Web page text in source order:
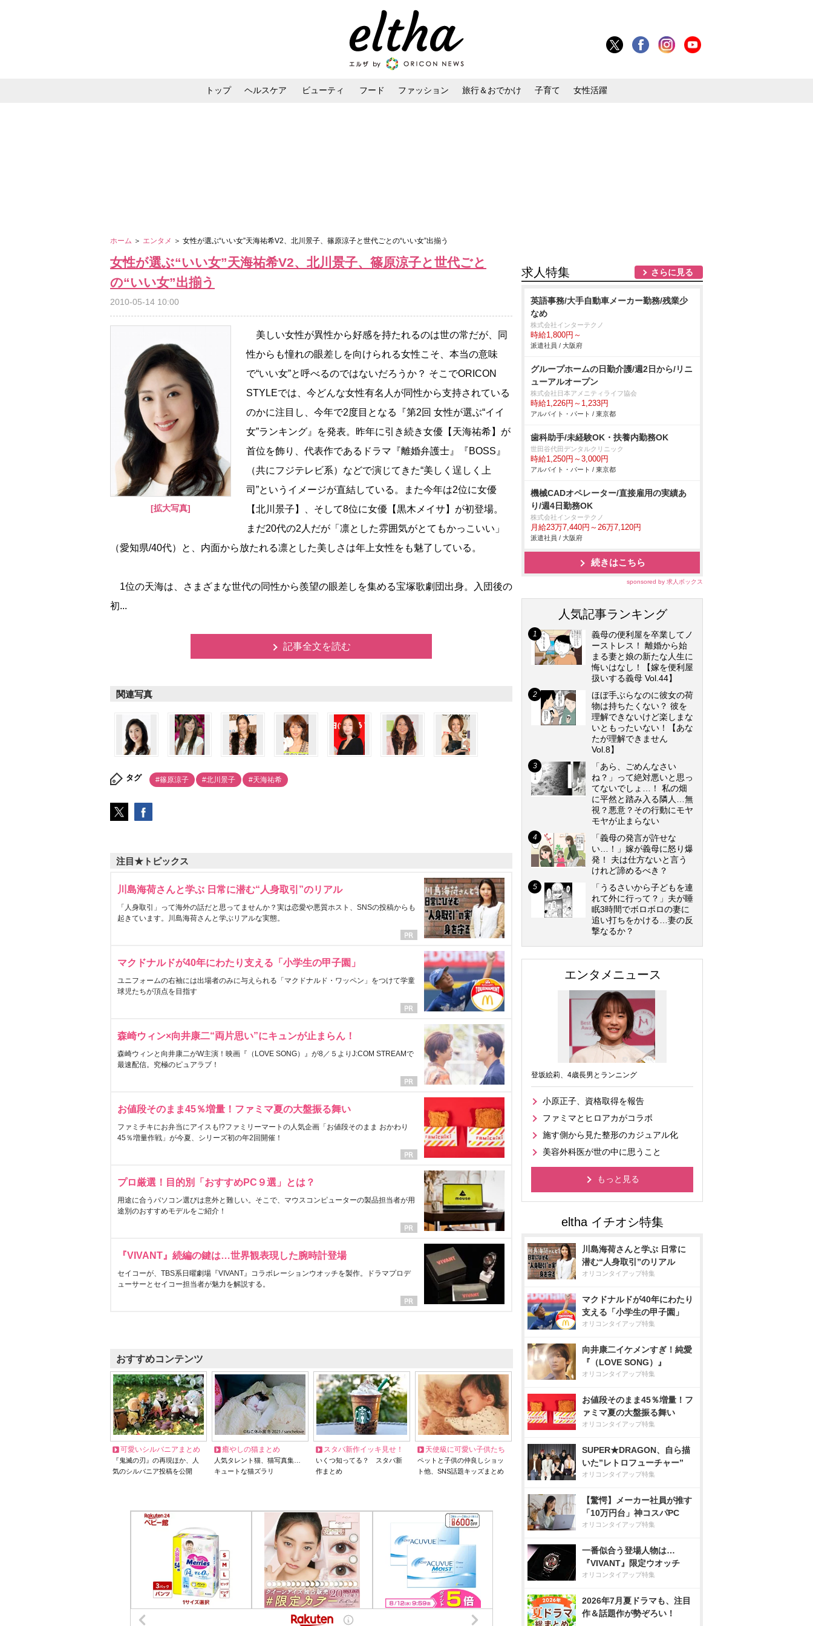
トップ ヘルスケア ビューティ フード ファッション 旅行＆おでかけ 子育て 女性活躍
ホーム ＞ エンタメ ＞ 女性が選ぶ“いい女”天海祐希V2、北川景子、篠原涼子と世代ごとの“いい女”出揃う
女性が選ぶ“いい女”天海祐希V2、北川景子、篠原涼子と世代ごと
の“いい女”出揃う
2010-05-14 10:00
[拡大写真]
美しい女性が異性から好感を持たれるのは世の常だが、同
性からも憧れの眼差しを向けられる女性こそ、本当の意味
で“いい女”と呼べるのではないだろうか？ そこでORICON
STYLEでは、今どんな女性有名人が同性から支持されている
のかに注目し、今年で2度目となる『第2回 女性が選ぶ“イイ
女”ランキング』を発表。昨年に引き続き女優【天海祐希】が
首位を飾り、代表作であるドラマ『離婚弁護士』『BOSS』
（共にフジテレビ系）などで演じてきた“美しく逞しく上
司”というイメージが直結している。また今年は2位に女優
【北川景子】、そして8位に女優【黒木メイサ】が初登場。
まだ20代の2人だが「凛とした雰囲気がとてもかっこいい」
（愛知県/40代）と、内面から放たれる凛とした美しさは年上女性をも魅了している。
1位の天海は、さまざまな世代の同性から羨望の眼差しを集める宝塚歌劇団出身。入団後の
初...
記事全文を読む
関連写真
タグ #篠原涼子 #北川景子 #天海祐希
注目★トピックス
川島海荷さんと学ぶ 日常に潜む“人身取引”のリアル
「人身取引」って海外の話だと思ってませんか？実は恋愛や悪質ホスト、SNSの投稿からも
起きています。川島海荷さんと学ぶリアルな実態。
マクドナルドが40年にわたり支える「小学生の甲子園」
ユニフォームの右袖には出場者のみに与えられる「マクドナルド・ワッペン」をつけて学童
球児たちが頂点を目指す
森崎ウィン×向井康二“両片思い”にキュンが止まらん！
森崎ウィンと向井康二がW主演！映画『（LOVE SONG）』が8／５よりJ:COM STREAMで
最速配信。究極のピュアラブ！
お値段そのまま45％増量！ファミマ夏の大盤振る舞い
ファミチキにお弁当にアイスも!?ファミリーマートの人気企画「お値段そのまま おかわり
45％増量作戦」が今夏、シリーズ初の年2回開催！
プロ厳選！目的別「おすすめPC９選」とは？
用途に合うパソコン選びは意外と難しい。そこで、マウスコンピューターの製品担当者が用
途別のおすすめモデルをご紹介！
『VIVANT』続編の鍵は…世界観表現した腕時計登場
セイコーが、TBS系日曜劇場『VIVANT』コラボレーションウオッチを製作。ドラマプロデ
ューサーとセイコー担当者が魅力を解説する。
おすすめコンテンツ
可愛いシルバニアまとめ
『鬼滅の刃』の再現ほか、人
気のシルバニア投稿を公開
癒やしの猫まとめ
人気タレント猫、猫写真集…
キュートな猫ズラリ
スタバ新作イッキ見せ！
いくつ知ってる？ スタバ新
作まとめ
天使級に可愛い子供たち
ペットと子供の仲良しショッ
ト他、SNS話題キッズまとめ
求人特集 さらに見る
英語事務/大手自動車メーカー勤務/残業少
なめ
株式会社インターテクノ
時給1,800円～
派遣社員 / 大阪府
グループホームの日勤介護/週2日から/リニ
ューアルオープン
株式会社日本アメニティライフ協会
時給1,226円～1,233円
アルバイト・パート / 東京都
歯科助手/未経験OK・扶養内勤務OK
世田谷代田デンタルクリニック
時給1,250円～3,000円
アルバイト・パート / 東京都
機械CADオペレーター/直接雇用の実績あ
り/週4日勤務OK
株式会社インターテクノ
月給23万7,440円～26万7,120円
派遣社員 / 大阪府
続きはこちら
sponsored by 求人ボックス
人気記事ランキング
義母の便利屋を卒業してノ
ーストレス！ 離婚から始
まる妻と娘の新たな人生に
悔いはなし！【嫁を便利屋
扱いする義母 Vol.44】
ほぼ手ぶらなのに彼女の荷
物は持ちたくない？ 彼を
理解できないけど楽しまな
いともったいない！【あな
たが理解できません
Vol.8】
「あら、ごめんなさい
ね？」って絶対悪いと思っ
てないでしょ…！ 私の畑
に平然と踏み入る隣人…無
視？悪意？その行動にモヤ
モヤが止まらない
「義母の発言が許せな
い…！」嫁が義母に怒り爆
発！ 夫は仕方ないと言う
けれど諦めるべき？
「うるさいから子どもを連
れて外に行って？」夫が睡
眠3時間でボロボロの妻に
追い打ちをかける…妻の反
撃なるか？
エンタメニュース
登坂絵莉、4歳長男とランニング
小原正子、資格取得を報告
ファミマとヒロアカがコラボ
施す側から見た整形のカジュアル化
美容外科医が世の中に思うこと
もっと見る
川島海荷さんと学ぶ 日常に
潜む“人身取引”のリアル
オリコンタイアップ特集
マクドナルドが40年にわたり
支える「小学生の甲子園」
オリコンタイアップ特集
向井康二イケメンすぎ！純愛
『（LOVE SONG）』
オリコンタイアップ特集
お値段そのまま45％増量！フ
ァミマ夏の大盤振る舞い
オリコンタイアップ特集
SUPER★DRAGON、自ら描
いた”レトロフューチャー”
オリコンタイアップ特集
【驚愕】メーカー社員が推す
「10万円台」神コスパPC
オリコンタイアップ特集
一番似合う登場人物は…
『VIVANT』限定ウオッチ
オリコンタイアップ特集
2026年7月夏ドラマも、注目
作＆話題作が勢ぞろい！